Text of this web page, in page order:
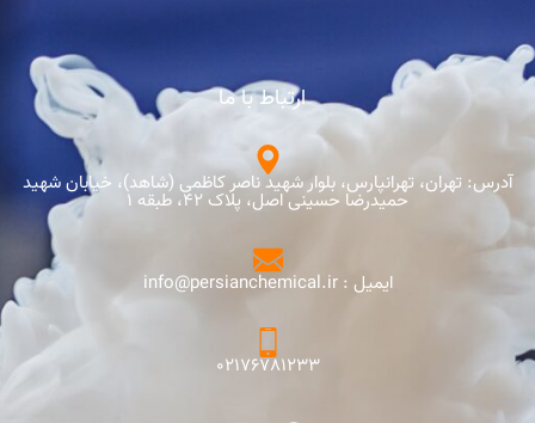
ارتباط با ما
آدرس: تهران، تهرانپارس، بلوار شهید ناصر کاظمی (شاهد)، خیابان شهید
حمیدرضا حسینی اصل، پلاک 42، طبقه 1
ایمیل : info@persianchemical.ir
02176781233